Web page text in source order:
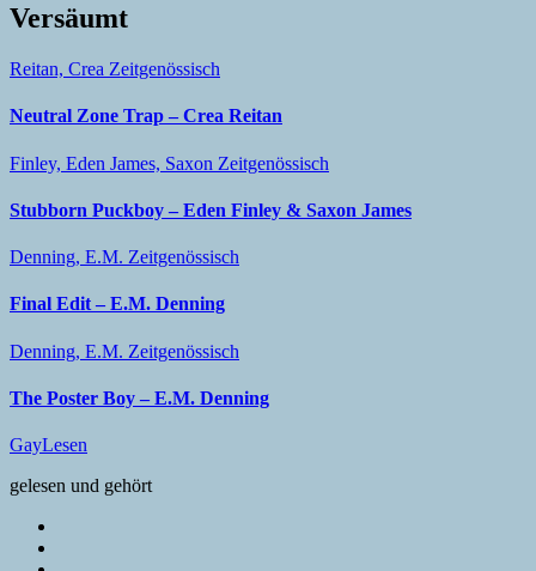
Versäumt
Reitan, Crea Zeitgenössisch
Neutral Zone Trap – Crea Reitan
Finley, Eden James, Saxon Zeitgenössisch
Stubborn Puckboy – Eden Finley & Saxon James
Denning, E.M. Zeitgenössisch
Final Edit – E.M. Denning
Denning, E.M. Zeitgenössisch
The Poster Boy – E.M. Denning
GayLesen
gelesen und gehört